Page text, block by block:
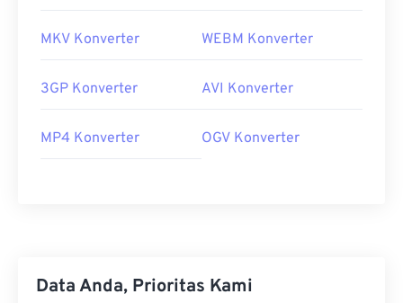
MKV Konverter WEBM Konverter
3GP Konverter AVI Konverter
MP4 Konverter OGV Konverter
Data Anda, Prioritas Kami